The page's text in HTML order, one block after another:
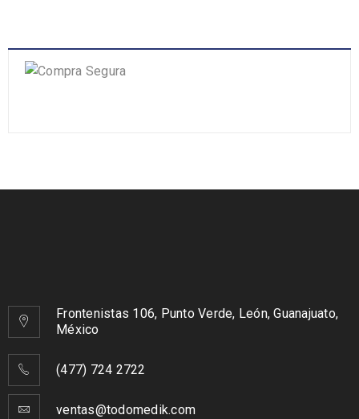
Frontenistas 106, Punto Verde, León, Guanajuato,
México
(477) 724 2722
ventas@todomedik.com